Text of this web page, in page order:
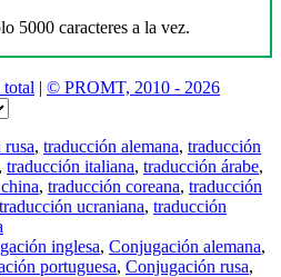
5000 caracteres a la vez.
total | © PROMT, 2010 - 2026
, traducción alemana, traducción
, traducción italiana, traducción árabe,
, traducción coreana, traducción
traducción ucraniana, traducción
inglesa, Conjugación alemana,
portuguesa, Conjugación rusa,